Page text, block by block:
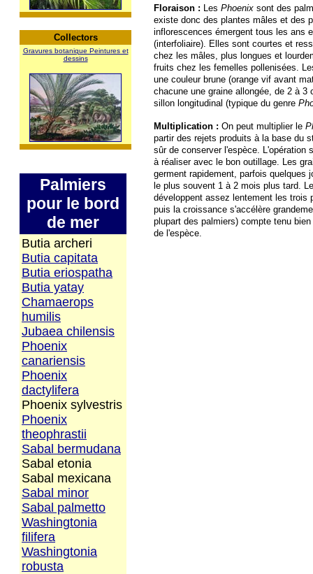
Collectors
Gravures botanique Peintures et
dessins
Palmiers
pour le bord
de mer
Butia archeri
Butia capitata
Butia eriospatha
Butia yatay
Chamaerops
humilis
Jubaea chilensis
Phoenix
canariensis
Phoenix
dactylifera
Phoenix sylvestris
Phoenix
theophrastii
Sabal bermudana
Sabal etonia
Sabal mexicana
Sabal minor
Sabal palmetto
Washingtonia
filifera
Washingtonia
robusta
Floraison : Les Phoenix sont des
existe donc des plantes mâles et des
inflorescences émergent tous les ans
(interfoliaire). Elles sont courtes et
chez les mâles, plus longues et
fruits chez les femelles pollenisées.
une couleur brune (orange vif avant
chacune une graine allongée, de 2 à 3
sillon longitudinal (typique du genre
Multiplication : On peut multiplier le
partir des rejets produits à la base du
sûr de conserver l'espèce. L'opération
à réaliser avec le bon outillage. Les
germent rapidement, parfois quelques
le plus souvent 1 à 2 mois plus tard.
développent assez lentement les trois
puis la croissance s'accélère
plupart des palmiers) compte tenu
de l'espèce.